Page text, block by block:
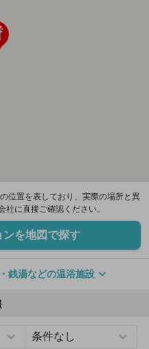
位置を表しており、実際の場所と異
に直接ご確認ください。
ンを地図で探す
銭湯などの温浴施設